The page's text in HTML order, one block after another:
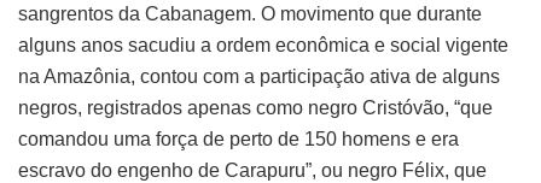
sangrentos da Cabanagem. O movimento que durante
alguns anos sacudiu a ordem econômica e social vigente
na Amazônia, contou com a participação ativa de alguns
negros, registrados apenas como negro Cristóvão, “que
comandou uma força de perto de 150 homens e era
escravo do engenho de Carapuru”, ou negro Félix, que